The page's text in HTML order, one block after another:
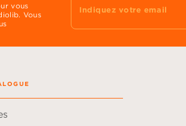
vous
Vous
Indiquez votre email